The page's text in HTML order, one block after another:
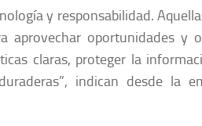
y responsabilidad.
aprovechar oportunidades y
claras, proteger la
, indican desde la